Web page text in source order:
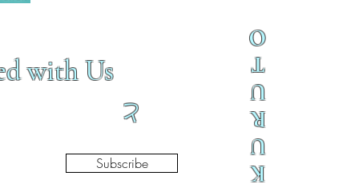
with Us
と
Subscribe K
U
R
U
T
O